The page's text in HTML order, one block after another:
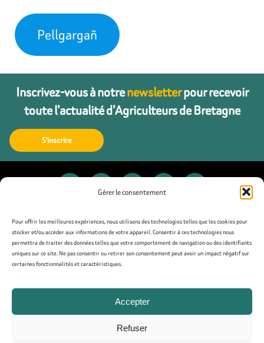
Gérer le consentement
Pour offrir les meilleures expériences, nous utilisons des technologies telles que les cookies pour
stocker et/ou accéder aux informations de votre appareil. Consentir à ces technologies nous
permettra de traiter des données telles que votre comportement de navigation ou des identifiants
uniques sur ce site. Ne pas consentir ou retirer son consentement peut avoir un impact négatif sur
certaines fonctionnalités et caractéristiques.
Accepter
Refuser
Pellgargañ
Inscrivez-vous à notrenewsletterpour recevoir
toute l’actualité d’Agriculteurs de Bretagne
S'inscrire
Contact
Presse
Politique de confidentialité